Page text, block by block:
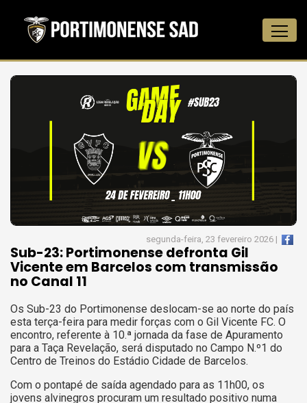
segunda-feira, 23 fevereiro 2026 |
Sub-23: Portimonense defronta Gil
Vicente em Barcelos com transmissão
no Canal 11
Os Sub-23 do Portimonense deslocam-se ao norte do país
esta terça-feira para medir forças com o Gil Vicente FC. O
encontro, referente à 10.ª jornada da fase de Apuramento
para a Taça Revelação, será disputado no Campo N.º1 do
Centro de Treinos do Estádio Cidade de Barcelos.
Com o pontapé de saída agendado para as 11h00, os
jovens alvinegros procuram um resultado positivo numa